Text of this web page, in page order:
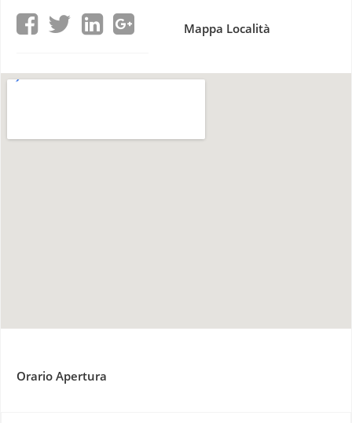
Mappa Località
Orario Apertura